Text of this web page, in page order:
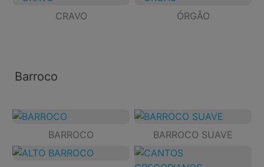
CRAVO ÓRGÃO
Barroco
BARROCO BARROCO SUAVE